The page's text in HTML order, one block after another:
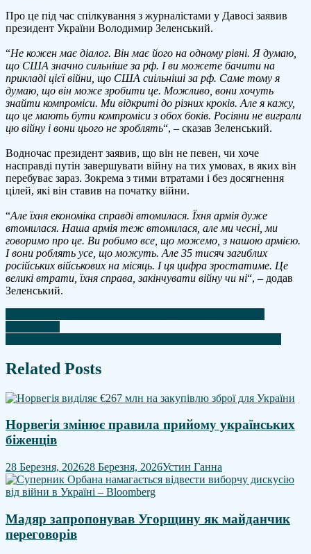
в
Про це під час спілкування з журналістами у Давосі заявив
президент України Володимир Зеленський.
“Не кожен має діалог. Він має його на одному рівні. Я думаю,
що США значно сильніше за рф. І ви можете бачити на
прикладі цієї війни, що США сиільніші за рф. Саме тому я
думаю, що він може зробити це. Можливо, вони хочуть
знайти компроміси. Ми відкриті до різних кроків. Але я кажу,
що це мають бути компроміси з обох боків. Росіяни не виграли
цю війну і вони цього не зроблять“, – сказав Зеленський.
Водночас президент заявив, що він не певен, чи хоче
насправді путін завершувати війну на тих умовах, в яких він
перебуває зараз. Зокрема з тими втратами і без досягнення
цілей, які він ставив на початку війни.
“Але їхня економіка справді втомилася. Їхня армія дуже
втомилася. Наша армія теж втомилася, але ми чесні, ми
говоримо про це. Ви робимо все, що можемо, з нашою армією.
І вони роблять усе, що можуть. Але 35 тисяч загиблих
російських військових на місяць. І ця цифра зростатиме. Це
великі втрати, їхня справа, закінчувати війну чи ні“, – додав
Зеленський.
Навігація
записів
Related Posts
Норвегія змінює правила прийому українських
біженців
28 Березня, 202628 Березня, 2026Устин Ганна
Мадяр запропонував Угорщину як майданчик
переговорів